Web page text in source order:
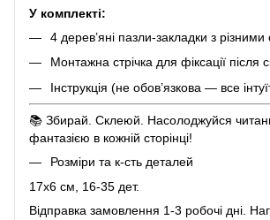
У комплекті:
4 дерев’яні пазли-закладки з
Монтажна стрічка для фіксації після
Інструкція (не обов’язкова — все
📚 Збирай. Склеюй. Насолоджуйся
фантазією в кожній сторінці!
Розміри та к-сть деталей
17х6 см, 16-35 дет.
Відправка замовлення 1-3 робочі дні.